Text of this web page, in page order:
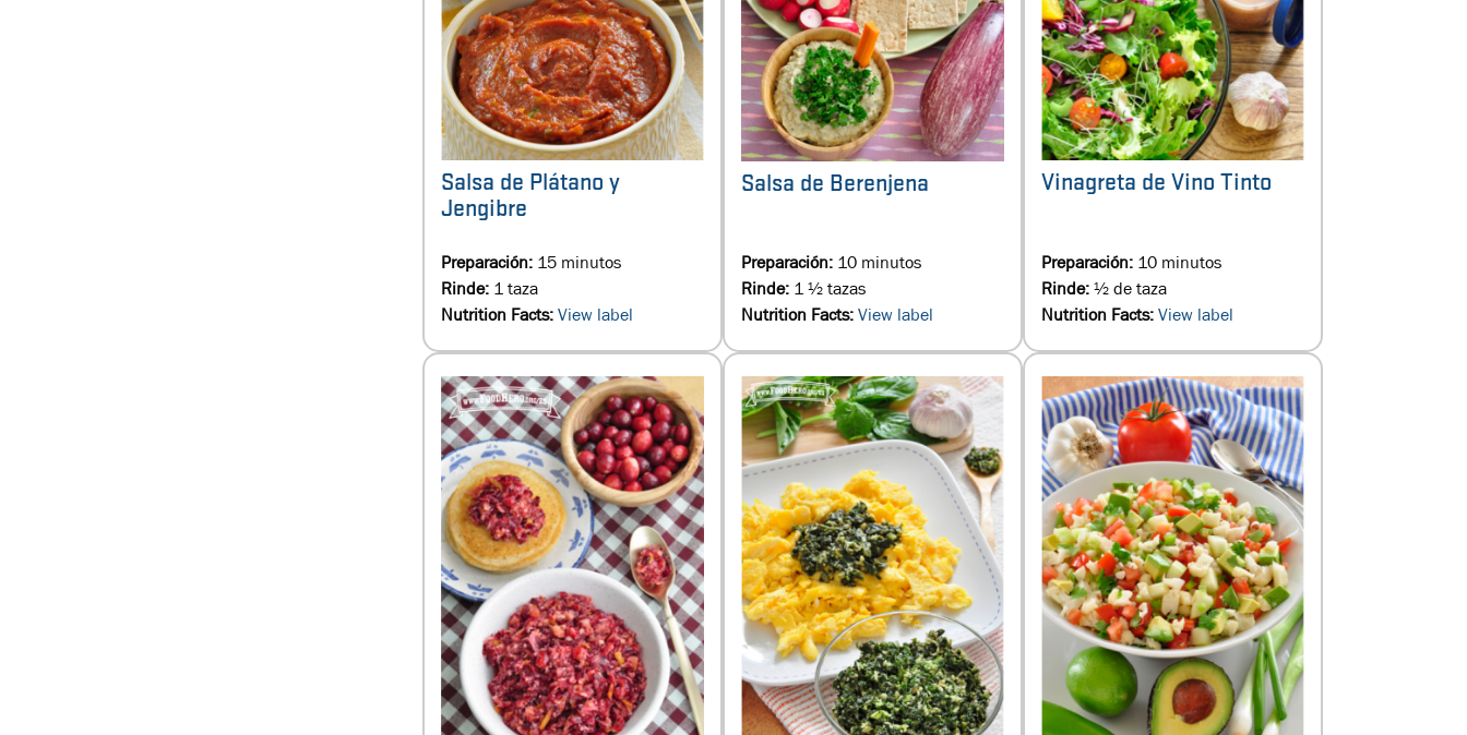
Salsa de Plátano y
Jengibre
Preparación: 15 minutos
Rinde: 1 taza
Nutrition Facts:View label
Salsa de Berenjena
Preparación: 10 minutos
Rinde: 1 ½ tazas
Nutrition Facts:View label
Vinagreta de Vino Tinto
Preparación: 10 minutos
Rinde:½ de taza
Nutrition Facts:View label